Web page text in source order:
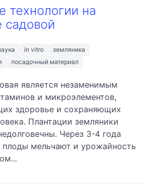
технологии на
садовой
in vitro
земляника
посадочный материал
является незаменимым
и микроэлементов,
здоровье и сохраняющих
Плантации земляники
Через 3-4 года
плоды мельчают и урожайность